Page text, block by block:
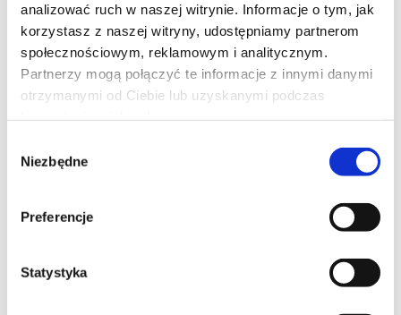
analizować ruch w naszej witrynie. Informacje o tym, jak
korzystasz z naszej witryny, udostępniamy partnerom
społecznościowym, reklamowym i analitycznym.
Partnerzy mogą połączyć te informacje z innymi danymi
otrzymanymi od Ciebie lub uzyskanymi podczas
zgody
Niezbędne
Preferencje
Statystyka
Pasażer
Młoda para, która była świadkiem makabrycznego wypadku na
*******